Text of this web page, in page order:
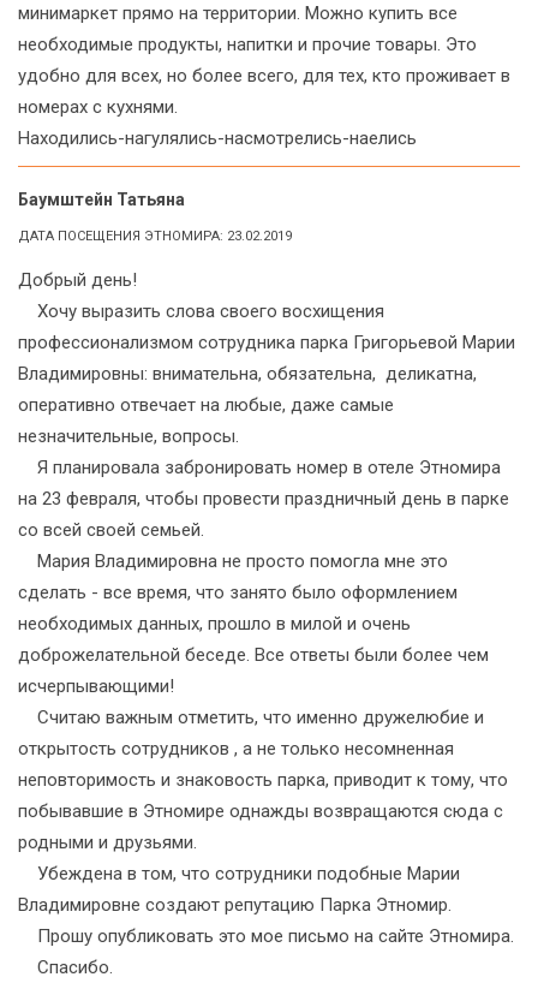
минимаркет прямо на территории. Можно купить все
необходимые продукты, напитки и прочие товары. Это
удобно для всех, но более всего, для тех, кто проживает в
номерах с кухнями.
Находились-нагулялись-насмотрелись-наелись
Баумштейн Татьяна
ДАТА ПОСЕЩЕНИЯ ЭТНОМИРА: 23.02.2019
Добрый день!
Хочу выразить слова своего восхищения
профессионализмом сотрудника парка Григорьевой Марии
Владимировны: внимательна, обязательна, деликатна,
оперативно отвечает на любые, даже самые
незначительные, вопросы.
Я планировала забронировать номер в отеле Этномира
на 23 февраля, чтобы провести праздничный день в парке
со всей своей семьей.
Мария Владимировна не просто помогла мне это
сделать - все время, что занято было оформлением
необходимых данных, прошло в милой и очень
доброжелательной беседе. Все ответы были более чем
исчерпывающими!
Считаю важным отметить, что именно дружелюбие и
открытость сотрудников , а не только несомненная
неповторимость и знаковость парка, приводит к тому, что
побывавшие в Этномире однажды возвращаются сюда с
родными и друзьями.
Убеждена в том, что сотрудники подобные Марии
Владимировне создают репутацию Парка Этномир.
Прошу опубликовать это мое письмо на сайте Этномира.
Спасибо.